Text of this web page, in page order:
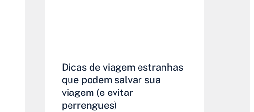
Dicas de viagem estranhas
que podem salvar sua
viagem (e evitar
perrengues)